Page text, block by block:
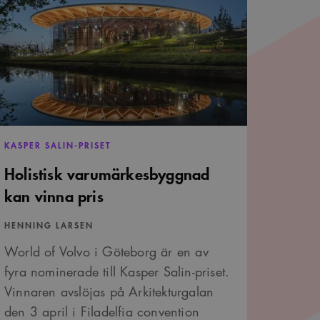
KASPER SALIN-PRISET
Holistisk varumärkesbyggnad
kan vinna pris
HENNING LARSEN
World of Volvo i Göteborg är en av
fyra nominerade till Kasper Salin-priset.
Vinnaren avslöjas på Arkitekturgalan
den 3 april i Filadelfia convention
unika användare
Den ingår i varje
och kampanjdata för
ett slumpmässigt 13-
sekretessval för
om besökarens
ett slumpmässigt 13-
om
av Youtube-
ett slumpmässigt 13-
att optimera
och tillhandahålla
är fördelaktigt för
webbplats.